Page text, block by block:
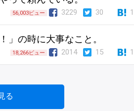
56,003ビュー 3229 30
」の時に大事なこと。
18,266ビュー 2014 15
る